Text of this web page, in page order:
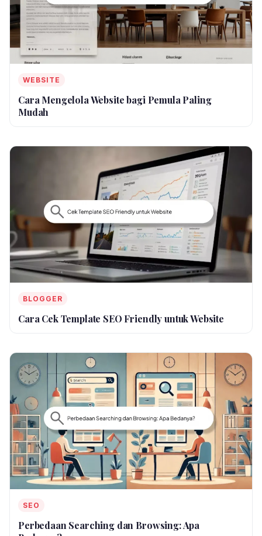
WEBSITE
Cara Mengelola Website bagi Pemula Paling
Mudah
BLOGGER
Cara Cek Template SEO Friendly untuk Website
SEO
Perbedaan Searching dan Browsing: Apa